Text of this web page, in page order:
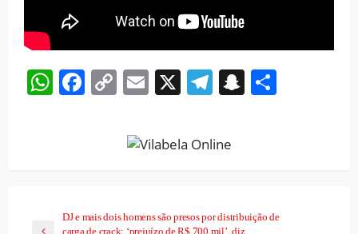
WhatsApp
Facebook
CopyEmail
X Telegram
Snapchat
DJ e mais dois homens são presos por distribuição de
carga de crack; ‘prejuízo de R$ 700 mil’, diz